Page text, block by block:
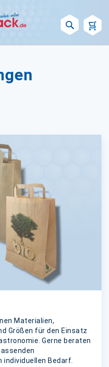
Materialien,
Größen für den Einsatz
Gerne beraten
Bedarf.